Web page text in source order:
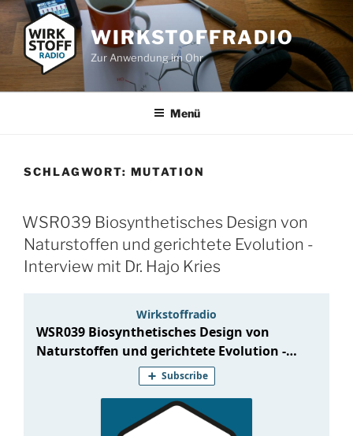
Zum
Inhalt
springen
WIRKSTOFFRADIO
Zur Anwendung im Ohr
Menü
SCHLAGWORT: MUTATION
WSR039 Biosynthetisches Design von
Naturstoffen und gerichtete Evolution -
Interview mit Dr. Hajo Kries